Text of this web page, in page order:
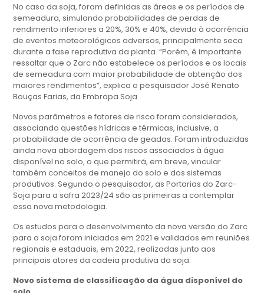
No caso da soja, foram definidas as áreas e os períodos de
semeadura, simulando probabilidades de perdas de
rendimento inferiores a 20%, 30% e 40%, devido à ocorrência
de eventos meteorológicos adversos, principalmente seca
durante a fase reprodutiva da planta. “Porém, é importante
ressaltar que o Zarc não estabelece os períodos e os locais
de semeadura com maior probabilidade de obtenção dos
maiores rendimentos”, explica o pesquisador José Renato
Bouças Farias, da Embrapa Soja.
Novos parâmetros e fatores de risco foram considerados,
associando questões hídricas e térmicas, inclusive, a
probabilidade de ocorrência de geadas. Foram introduzidas
ainda nova abordagem dos riscos associados à água
disponível no solo, o que permitirá, em breve, vincular
também conceitos de manejo do solo e dos sistemas
produtivos. Segundo o pesquisador, as Portarias do Zarc-
Soja para a safra 2023/24 são as primeiras a contemplar
essa nova metodologia.
Os estudos para o desenvolvimento da nova versão do Zarc
para a soja foram iniciados em 2021 e validados em reuniões
regionais e estaduais, em 2022, realizadas junto aos
principais atores da cadeia produtiva da soja.
Novo sistema de classificação da água disponível do